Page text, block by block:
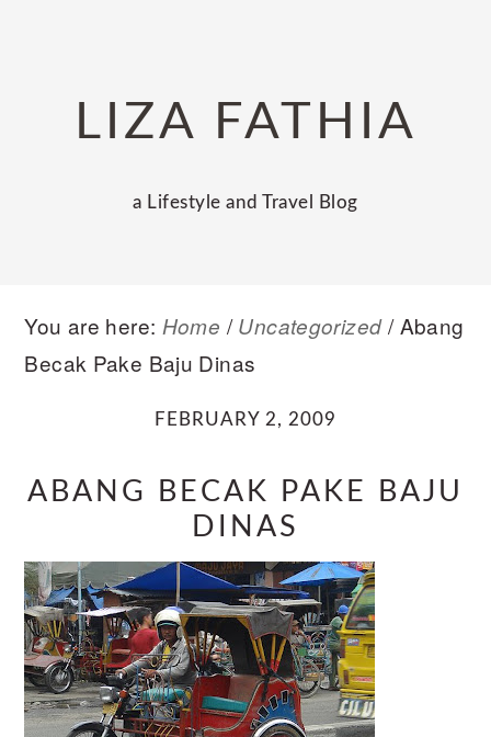
navigationLIZA FATHIA
a Lifestyle and Travel Blog
You are here: Home / Uncategorized /Abang
Becak Pake Baju Dinas
FEBRUARY 2, 2009
ABANG BECAK PAKE BAJU
DINAS